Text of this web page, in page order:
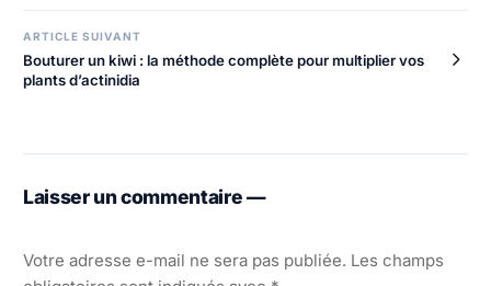
ARTICLE SUIVANT
Bouturer un kiwi : la méthode complète pour multiplier vos
plants d’actinidia
Laisser un commentaire —
Votre adresse e-mail ne sera pas publiée. Les champs